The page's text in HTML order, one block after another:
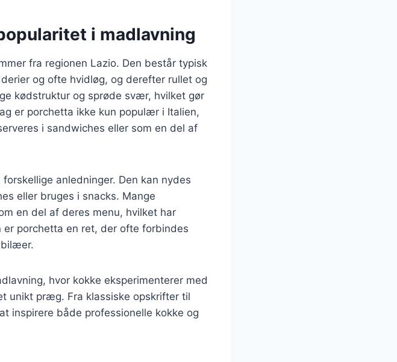
i madlavning
fra regionen Lazio. Den består typisk
og ofte hvidløg, og derefter rullet og
kødstruktur og sprøde svær, hvilket gør
er porchetta ikke kun populær i Italien,
i sandwiches eller som en del af
anledninger. Den kan nydes
eller bruges i snacks. Mange
en del af deres menu, hvilket har
porchetta en ret, der ofte forbindes
hvor kokke eksperimenterer med
unikt præg. Fra klassiske opskrifter til
inspirere både professionelle kokke og